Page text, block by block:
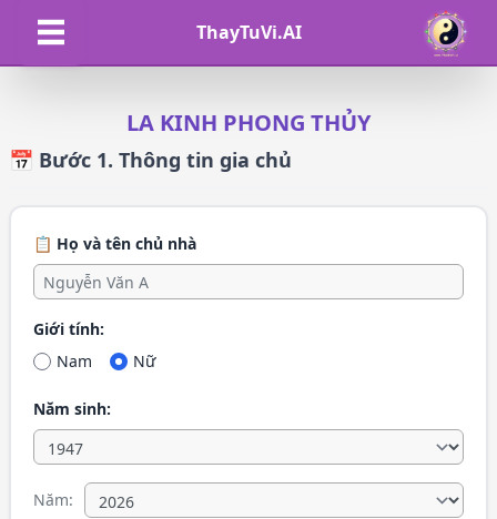
ThayTuVi.AI
LA KINH PHONG THỦY
📅 Bước 1. Thông tin gia chủ
📋 Họ và tên chủ nhà
Giới tính:
Nam
Nữ
Năm sinh:
Năm: